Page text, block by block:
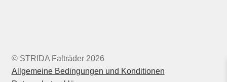
© STRIDA Falträder 2026
Allgemeine Bedingungen und Konditionen